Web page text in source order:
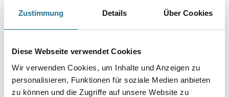
Zustimmung Details Über Cookies
Diese Webseite verwendet Cookies
Wir verwenden Cookies, um Inhalte und Anzeigen zu
personalisieren, Funktionen für soziale Medien anbieten
zu können und die Zugriffe auf unsere Website zu
Gebinde